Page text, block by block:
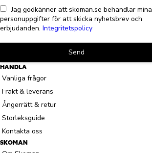
Jag godkänner att skoman.se behandlar mina
personuppgifter för att skicka nyhetsbrev och
erbjudanden. Integritetspolicy
Send
HANDLA
Vanliga frågor
Frakt & leverans
Ångerrätt & retur
Storleksguide
Kontakta oss
SKOMAN